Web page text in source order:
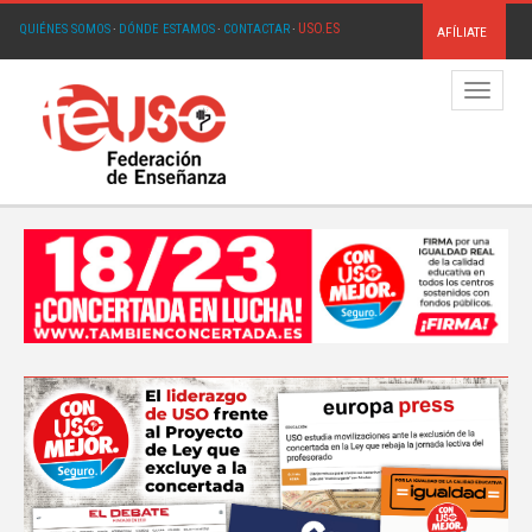
QUIÉNES SOMOS· DÓNDE ESTAMOS· CONTACTAR· USO.ES AFÍLIATE
Menú